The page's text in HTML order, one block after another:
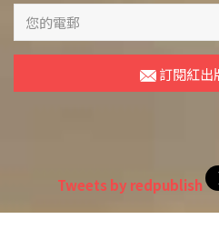
訂閱紅出
Tweets by redpublish